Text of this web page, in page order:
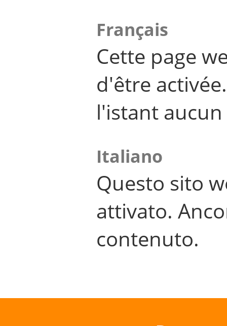
Français
Cette page
d'être
l'istant
Italiano
Questo sito
attivato.
contenuto.